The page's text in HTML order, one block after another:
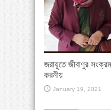
জরায়ুতে জীবাণুর
করনীয়
January 19, 2021